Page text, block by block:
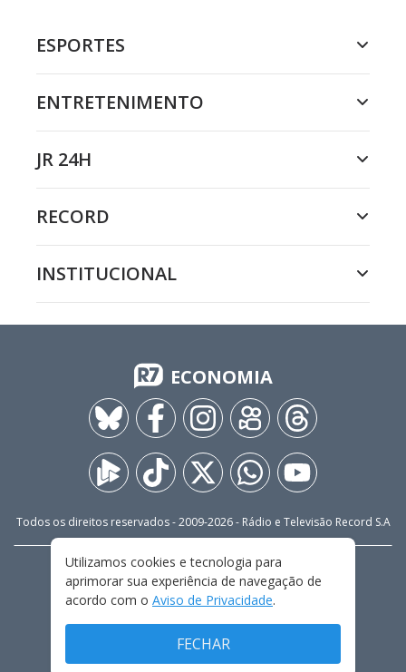
ESPORTES
ENTRETENIMENTO
JR 24H
RECORD
INSTITUCIONAL
ECONOMIA
Todos os direitos reservados - 2009-2026- Rádio e Televisão Record S.A
FALE CONOSCO
PRIVACIDADE
TERMOS E CONDIÇÕES DE USO
Utilizamos cookies e tecnologia para
aprimorar sua experiência de navegação de
acordo com o Aviso de Privacidade.
FECHAR